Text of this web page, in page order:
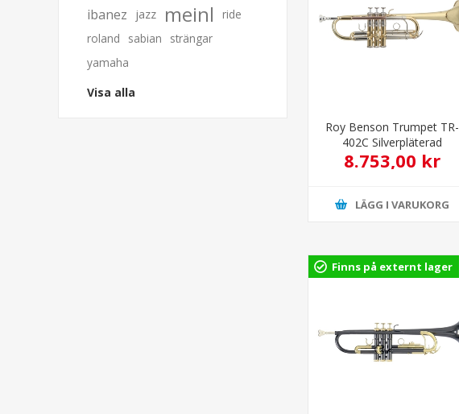
Roy Benson Trumpet TR-
402C Silverpläterad
8.753,00 kr
LÄGG I VARUKORG
Finns på externt lager
ibanez jazz meinl
ride
roland
sabian
strängar
yamaha
Visa alla